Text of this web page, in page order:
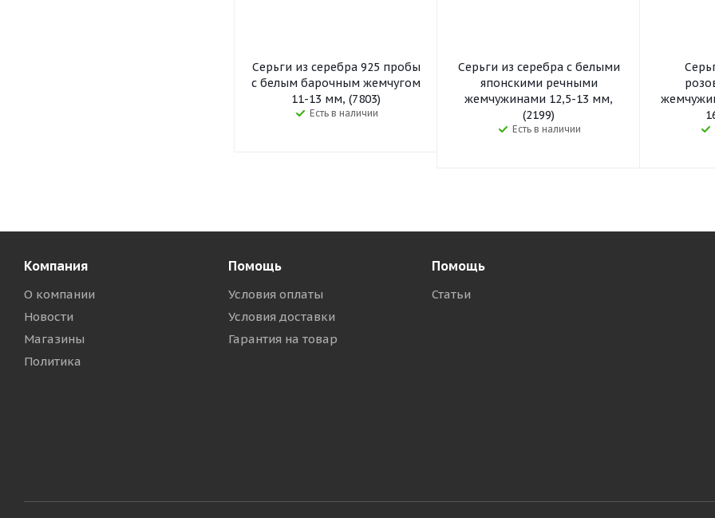
Серьги из серебра 925 пробы
с белым барочным жемчугом
11-13 мм, (7803)
Есть в наличии
Серьги из серебра c белыми
японскими речными
жемчужинами 12,5-13 мм,
(2199)
Есть в наличии
Компания
О компании
Новости
Магазины
Политика
Помощь
Условия оплаты
Условия доставки
Гарантия на товар
Помощь
Статьи